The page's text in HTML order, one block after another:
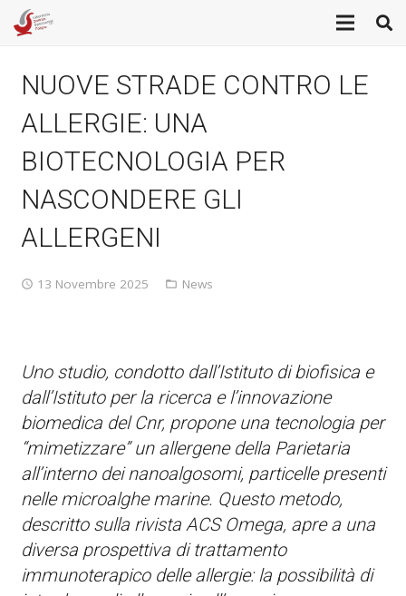
NUOVE STRADE CONTRO LE
ALLERGIE: UNA
BIOTECNOLOGIA PER
NASCONDERE GLI
ALLERGENI
13 Novembre 2025 News
Uno studio, condotto dall’Istituto di biofisica e
dall’Istituto per la ricerca e l’innovazione
biomedica del Cnr, propone una tecnologia per
“mimetizzare” un allergene della Parietaria
all’interno dei nanoalgosomi, particelle presenti
nelle microalghe marine. Questo metodo,
descritto sulla rivista ACS Omega, apre a una
diversa prospettiva di trattamento
immunoterapico delle allergie: la possibilità di